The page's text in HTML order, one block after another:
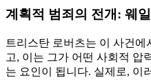
계획적 범죄의 전개: 웨
트리스탄 로버츠는 이 사건
고, 이는 그가 어떤 사회적 압
는 요인이 됩니다. 실제로, 이